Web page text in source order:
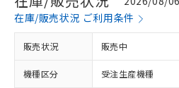
在庫/販売状況 ご利用条件
販売状況 販売中
機種区分 受注生産機種